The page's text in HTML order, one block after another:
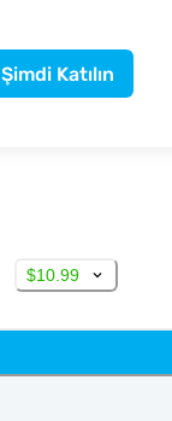
Şimdi Katılın
$10.99